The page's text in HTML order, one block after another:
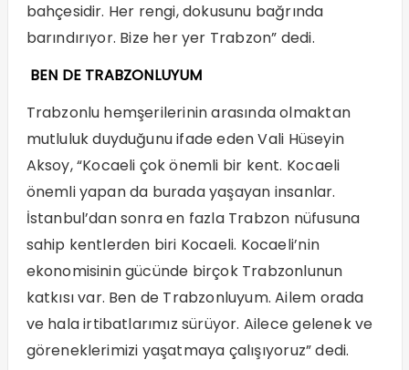
bahçesidir. Her rengi, dokusunu bağrında
barındırıyor. Bize her yer Trabzon” dedi.
BEN DE TRABZONLUYUM
Trabzonlu hemşerilerinin arasında olmaktan
mutluluk duyduğunu ifade eden Vali Hüseyin
Aksoy, “Kocaeli çok önemli bir kent. Kocaeli
önemli yapan da burada yaşayan insanlar.
İstanbul’dan sonra en fazla Trabzon nüfusuna
sahip kentlerden biri Kocaeli. Kocaeli’nin
ekonomisinin gücünde birçok Trabzonlunun
katkısı var. Ben de Trabzonluyum. Ailem orada
ve hala irtibatlarımız sürüyor. Ailece gelenek ve
göreneklerimizi yaşatmaya çalışıyoruz” dedi.